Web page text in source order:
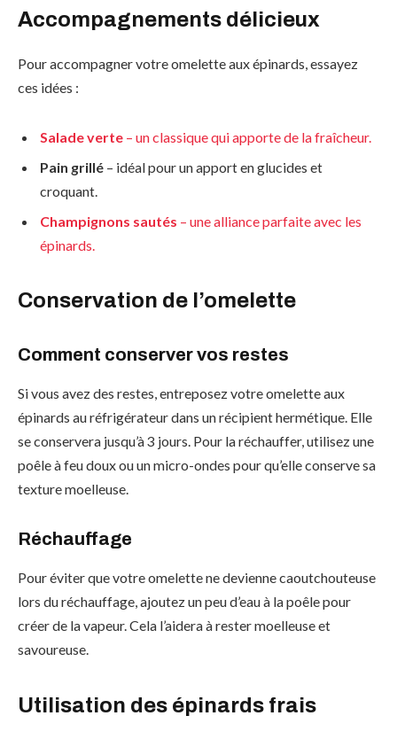
Accompagnements délicieux
Pour accompagner votre omelette aux épinards, essayez
ces idées :
Salade verte – un classique qui apporte de la fraîcheur.
Pain grillé – idéal pour un apport en glucides et
croquant.
Champignons sautés – une alliance parfaite avec les
épinards.
Conservation de l’omelette
Comment conserver vos restes
Si vous avez des restes, entreposez votre omelette aux
épinards au réfrigérateur dans un récipient hermétique. Elle
se conservera jusqu’à 3 jours. Pour la réchauffer, utilisez une
poêle à feu doux ou un micro-ondes pour qu’elle conserve sa
texture moelleuse.
Réchauffage
Pour éviter que votre omelette ne devienne caoutchouteuse
lors du réchauffage, ajoutez un peu d’eau à la poêle pour
créer de la vapeur. Cela l’aidera à rester moelleuse et
savoureuse.
Utilisation des épinards frais